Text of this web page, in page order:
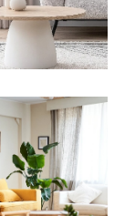
de
une
pour